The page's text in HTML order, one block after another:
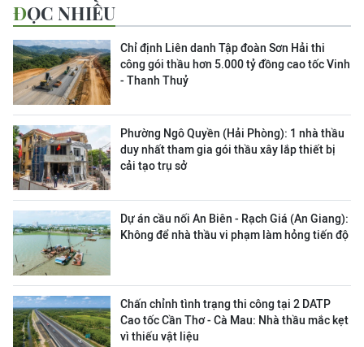
ĐỌC NHIỀU
Chỉ định Liên danh Tập đoàn Sơn Hải thi
công gói thầu hơn 5.000 tỷ đồng cao tốc Vinh
- Thanh Thuỷ
Phường Ngô Quyền (Hải Phòng): 1 nhà thầu
duy nhất tham gia gói thầu xây lắp thiết bị
cải tạo trụ sở
Dự án cầu nối An Biên - Rạch Giá (An Giang):
Không để nhà thầu vi phạm làm hỏng tiến độ
Chấn chỉnh tình trạng thi công tại 2 DATP
Cao tốc Cần Thơ - Cà Mau: Nhà thầu mắc kẹt
vì thiếu vật liệu